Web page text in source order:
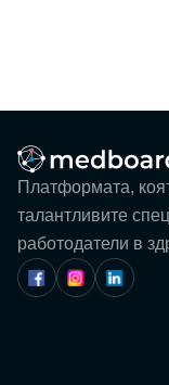
Платформата,
талантливите
работодатели в